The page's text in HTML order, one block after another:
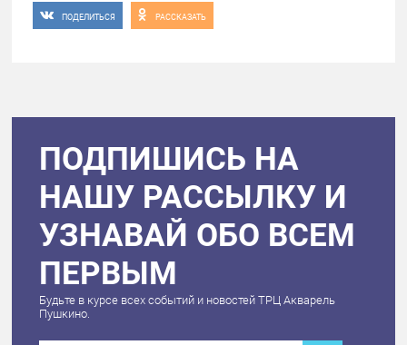
ПОДЕЛИТЬСЯ РАССКАЗАТЬ
ПОДПИШИСЬ НА
НАШУ РАССЫЛКУ И
УЗНАВАЙ ОБО ВСЕМ
ПЕРВЫМ
Будьте в курсе всех событий и новостей ТРЦ Акварель
Пушкино.